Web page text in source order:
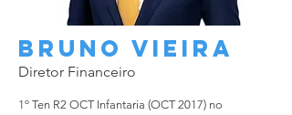
Bruno VIEIRA
Diretor Financeiro
1º Ten R2 OCT Infantaria (OCT 2017) no